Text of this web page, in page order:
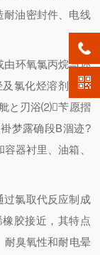
油密封件、电线
由环氧氯丙烷与环
氯化烃溶剂、耐
と刃浴⑵苄愿摺
梦露确段В涸迹?
器衬里、油箱、
过氯取代反应制成
胶接近，其特点
耐臭氧性和耐电晕